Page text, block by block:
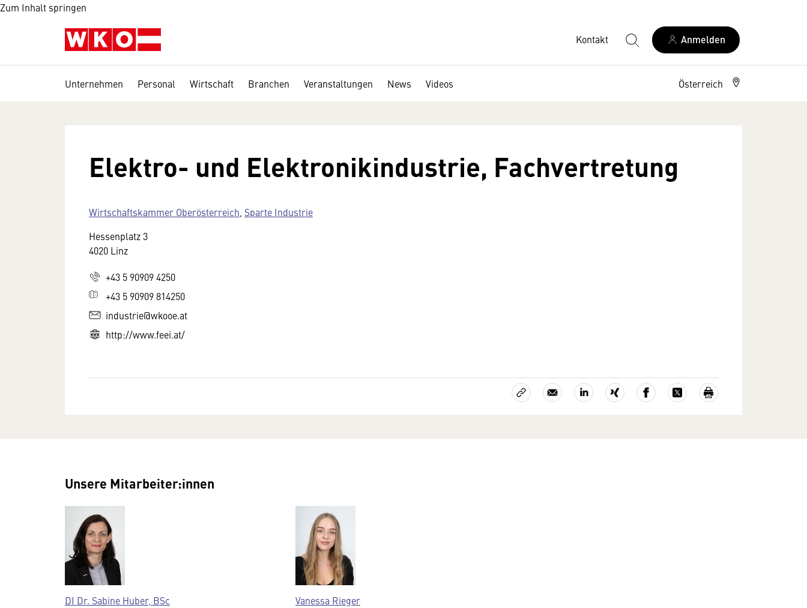
Zum Inhalt springen
Kontakt Anmelden
Unternehmen Personal Wirtschaft Branchen Veranstaltungen News Videos Österreich
Elektro- und Elektronikindustrie, Fachvertretung
Wirtschaftskammer Oberösterreich Sparte Industrie
Hessenplatz 3
4020 Linz
+43 5 90909 4250
+43 5 90909 814250
industrie@wkooe.at
http://www.feei.at/
Unsere Mitarbeiter:innen
DI Dr. Sabine Huber, BSc Vanessa Rieger